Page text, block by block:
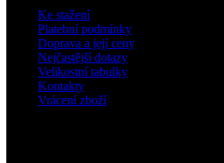
Ke stažení
Platební podmínky
Doprava a její ceny
Nejčastější dotazy
Velikostní tabulky
Kontakty
Vrácení zboží